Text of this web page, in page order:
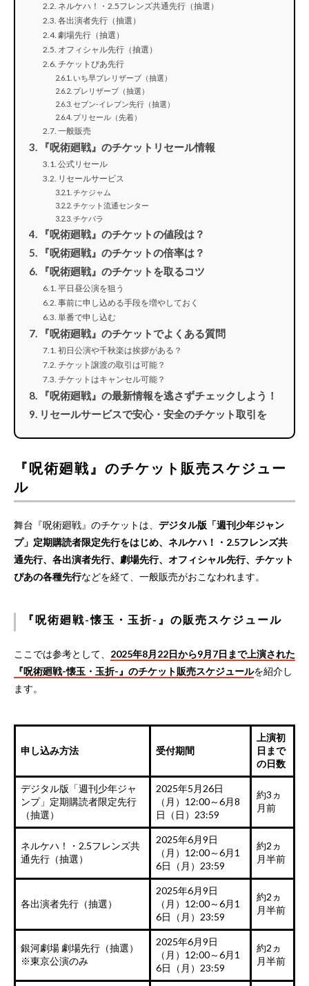
ネルケハ！・2.5フレンズ共通先行（抽選）
各出演者先行（抽選）
劇場先行（抽選）
オフィシャル先行（抽選）
チケットぴあ先行
いち早プレリザーブ（抽選）
プレリザーブ（抽選）
セブン-イレブン先行（抽選）
プリセール（先着）
一般販売
『呪術廻戦』のチケットリセール情報
公式リセール
リセールサービス
チケジャム
チケット流通センター
チケパラ
『呪術廻戦』のチケットの値段は？
『呪術廻戦』のチケットの倍率は？
『呪術廻戦』のチケットを取るコツ
平日昼公演を狙う
事前に申し込める手段を増やしておく
単番で申し込む
『呪術廻戦』のチケットでよくある質問
初日公演や千秋楽は挨拶がある？
チケット譲渡の取引は可能？
チケットはキャンセル可能？
『呪術廻戦』の最新情報を逃さずチェックしよう！
リセールサービスで安心・安全のチケット取引を
『呪術廻戦』のチケット販売スケジュー
ル
舞台『呪術廻戦』のチケットは、 デジタル版「週刊少年ジャン
プ」定期購読者限定先行をはじめ、ネルケハ！・2.5フレンズ共
通先行、各出演者先行、劇場先行、オフィシャル先行、チケット
ぴあの各種先行などを経て、一般販売がおこなわれます。
『呪術廻戦-懐玉・玉折-』の販売スケジュール
ここでは参考として、 2025年8月22日から9月7日まで上演された
『呪術廻戦-懐玉・玉折-』のチケット販売スケジュールを紹介し
ます。
申し込み方法 受付期間
上演初
日まで
の日数
デジタル版「週刊少年ジャ
ンプ」定期購読者限定先行
（抽選）
2025年5月26日
（月）12:00～6月8
日（日）23:59
約3ヵ
月前
ネルケハ！・2.5フレンズ共
通先行（抽選）
2025年6月9日
（月）12:00～6月1
6日（月）23:59
約2ヵ
月半前
各出演者先行（抽選）
2025年6月9日
（月）12:00～6月1
6日（月）23:59
約2ヵ
月半前
銀河劇場 劇場先行（抽選）
※東京公演のみ
2025年6月9日
（月）12:00～6月1
6日（月）23:59
約2ヵ
月半前